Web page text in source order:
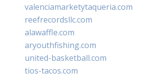
valenciamarketytaqueria.com
reefrecordsllc.com
alawaffle.com
aryouthfishing.com
united-basketball.com
tios-tacos.com